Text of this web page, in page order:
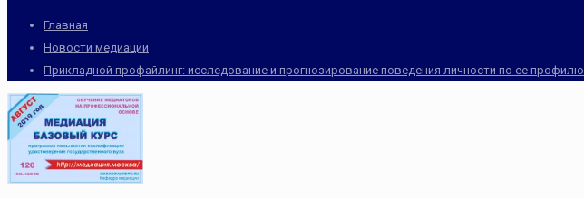
Главная
Новости медиации
Прикладной профайлинг: исследование и прогнозирование поведения личности по ее профилю